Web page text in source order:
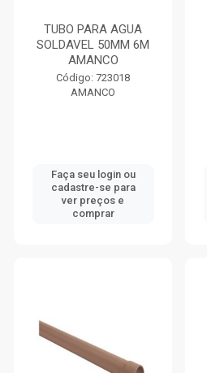
TUBO PARA AGUA
SOLDAVEL 50MM 6M
AMANCO
Código: 723018
AMANCO
Faça seu login ou
cadastre-se para
ver preços e
comprar